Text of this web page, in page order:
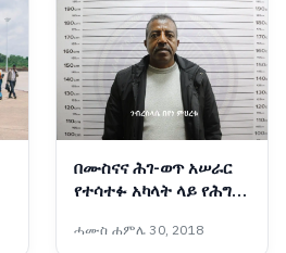
በሙስናና ሕገ-ወጥ አሠራር
የተሳተፉ አካላት ላይ የሕግ
ሓሙስ ሐምሌ 30, 2018